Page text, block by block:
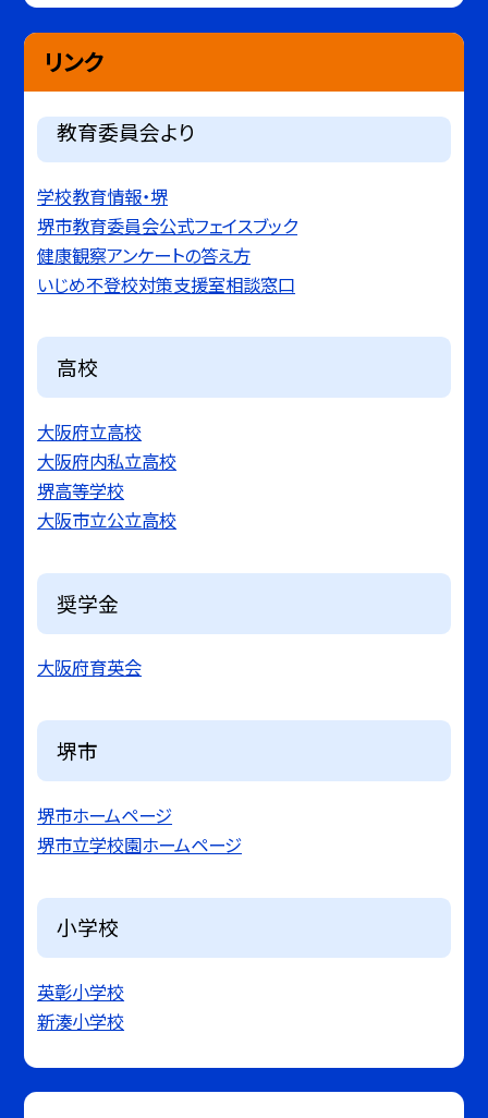
リンク
教育委員会より
学校教育情報・堺
堺市教育委員会公式フェイスブック
健康観察アンケートの答え方
いじめ不登校対策支援室相談窓口
高校
大阪府立高校
大阪府内私立高校
堺高等学校
大阪市立公立高校
奨学金
大阪府育英会
堺市
堺市ホームページ
堺市立学校園ホームページ
小学校
英彰小学校
新湊小学校